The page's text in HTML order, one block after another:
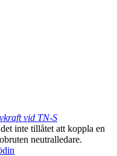
vid TN-S
inte tillåtet att koppla en
neutralledare.